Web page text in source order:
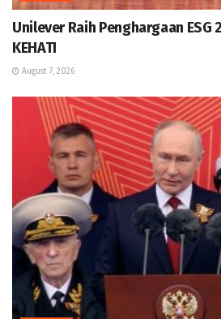
Unilever Raih Penghargaan ESG
KEHATI
August 7, 2026